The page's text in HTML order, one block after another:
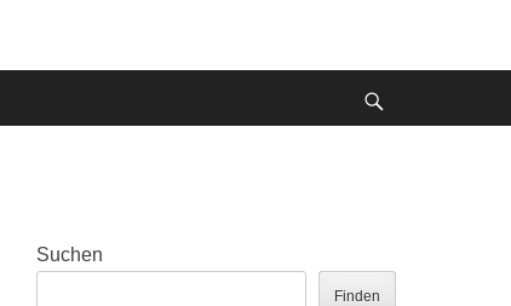
Suchen
Finden